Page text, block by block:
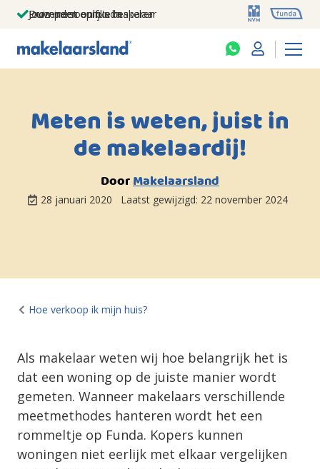
Jouw persoonlijke makelaar
Duizenden euro's besparen
Prominent op funda
Meten is weten, juist in
de makelaardij!
DoorMakelaarsland
28 januari 2020 Laatst gewijzigd: 22 november 2024
Hoe verkoop ik mijn huis?
Als makelaar weten wij hoe belangrijk het is
dat een woning op de juiste manier wordt
gemeten. Wanneer makelaars verschillende
meetmethodes hanteren wordt het een
rommeltje op Funda. Kopers kunnen
woningen niet eerlijk met elkaar vergelijken